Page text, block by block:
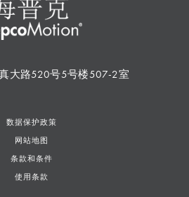
大路520号5号楼507-2室
数据保护政策
网站地图
条款和条件
使用条款